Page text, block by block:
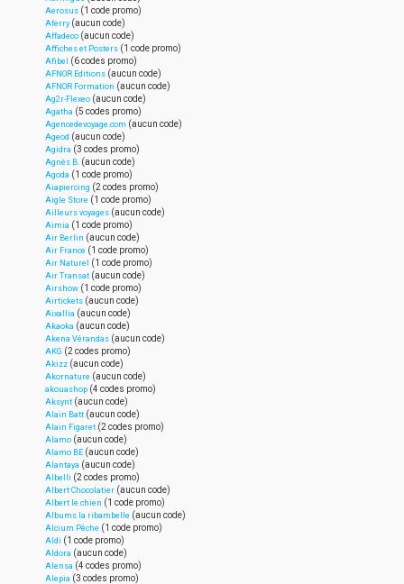
Aerosus (1 code promo)
Aferry (aucun code)
Affadeco (aucun code)
Affiches et Posters (1 code promo)
Afibel (6 codes promo)
AFNOR Editions (aucun code)
AFNOR Formation (aucun code)
Ag2r-Flexeo (aucun code)
Agatha (5 codes promo)
Agencedevoyage.com (aucun code)
Ageod (aucun code)
Agidra (3 codes promo)
Agnès B. (aucun code)
Agoda (1 code promo)
Aiapiercing (2 codes promo)
Aigle Store (1 code promo)
Ailleurs voyages (aucun code)
Aimia (1 code promo)
Air Berlin (aucun code)
Air France (1 code promo)
Air Naturel (1 code promo)
Air Transat (aucun code)
Airshow (1 code promo)
Airtickets (aucun code)
Aixallia (aucun code)
Akaoka (aucun code)
Akena Vérandas (aucun code)
AKG (2 codes promo)
Akizz (aucun code)
Akornature (aucun code)
akouashop (4 codes promo)
Aksynt (aucun code)
Alain Batt (aucun code)
Alain Figaret (2 codes promo)
Alamo (aucun code)
Alamo BE (aucun code)
Alantaya (aucun code)
Albelli (2 codes promo)
Albert Chocolatier (aucun code)
Albert le chien (1 code promo)
Albums la ribambelle (aucun code)
Alcium Pêche (1 code promo)
Aldi (1 code promo)
Aldora (aucun code)
Alensa (4 codes promo)
Alepia (3 codes promo)